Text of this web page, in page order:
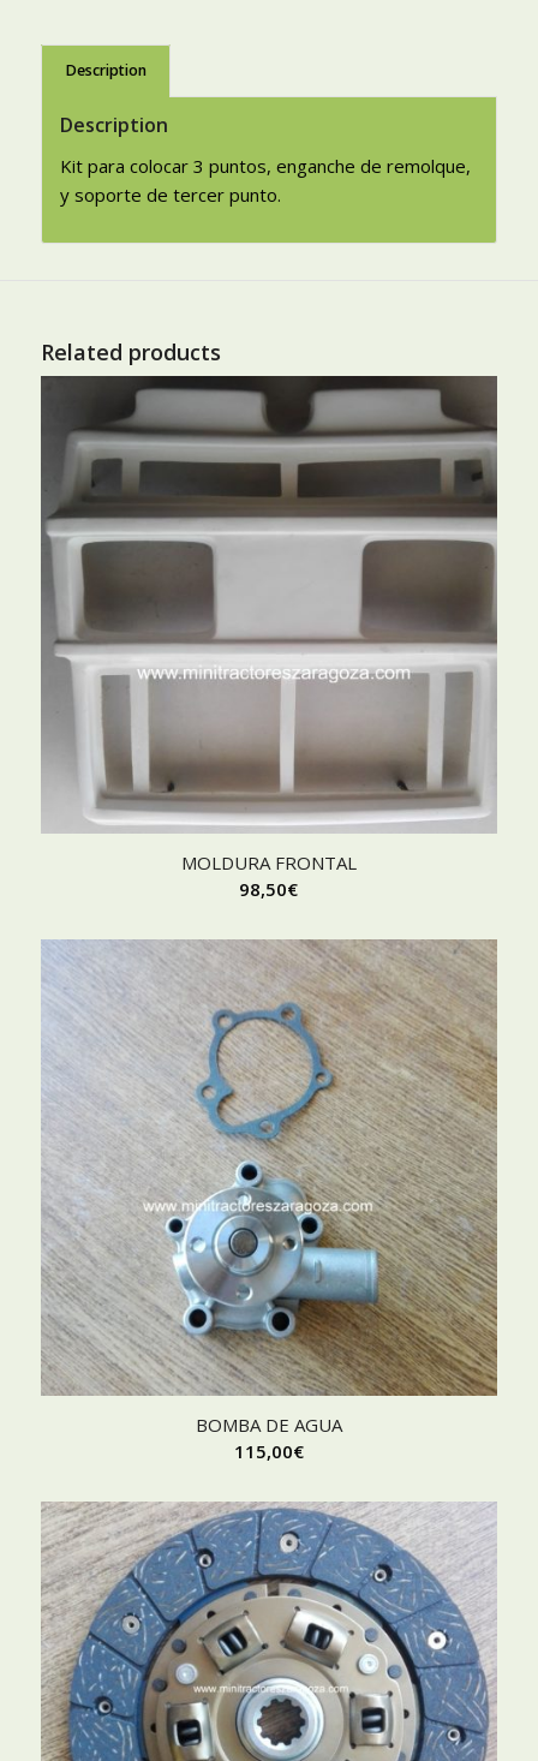
Description
Description
Kit para colocar 3 puntos, enganche de remolque,
y soporte de tercer punto.
Related products
MOLDURA FRONTAL
98,50€
BOMBA DE AGUA
115,00€